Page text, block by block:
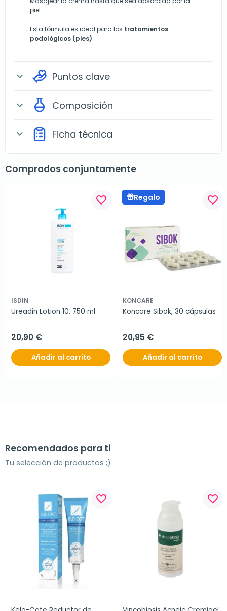
piel.
Esta fórmula es ideal para los tratamientos
podológicos (pies).
expand_more Puntos clave
expand_more Composición
expand_more Ficha técnica
Comprados conjuntamente
favorite_border
ISDIN
Ureadin Lotion 10, 750 ml
20,90 €
Añadir al carrito
Regalo favorite_border
KONCARE
Koncare Sibok, 30 cápsulas
20,95 €
Añadir al carrito
Recomendados para ti
Tu selección de productos ;)
favorite_border favorite_border